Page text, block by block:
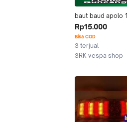
baut baud apolo
jok vespa ps px
spartan strada
Rp15.000
Bisa COD
3 terjual
3RK vespa shop